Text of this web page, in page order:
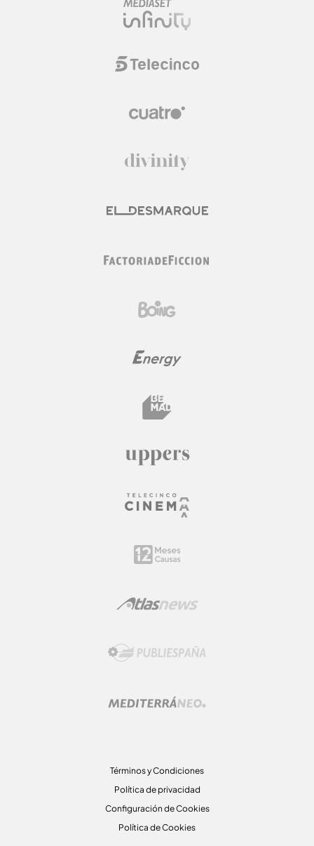
Términos y Condiciones
Política de privacidad
Configuración de Cookies
Política de Cookies